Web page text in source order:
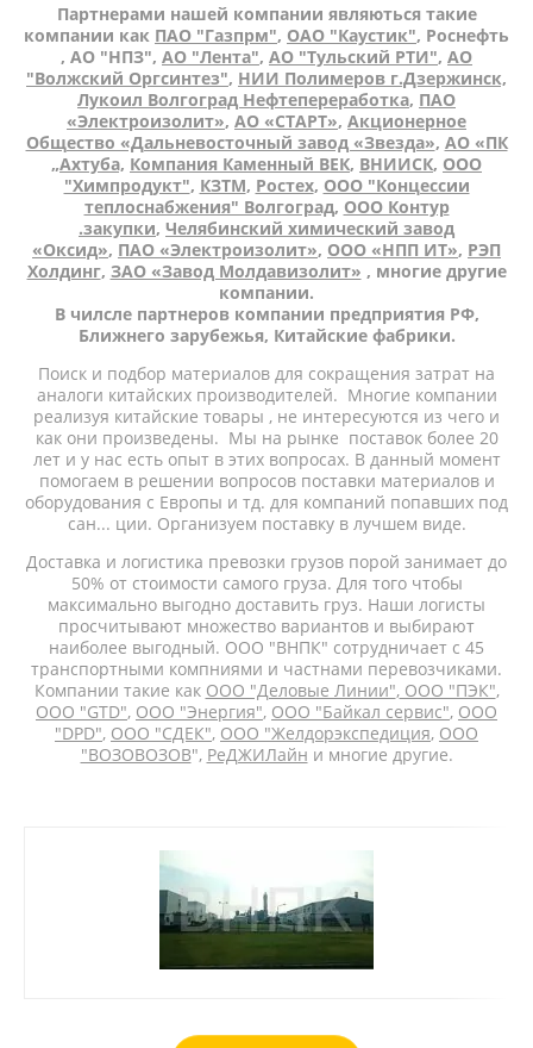
Партнерами нашей компании являються такие
компании как ПАО "Газпрм", ОАО "Каустик", Роснефть
, АО "НПЗ", АО "Лента", АО "Тульский РТИ", АО
"Волжский Оргсинтез", НИИ Полимеров г.Дзержинск,
Лукоил Волгоград Нефтепереработка, ПАО
«Электроизолит», АО «СТАРТ», Акционерное
Общество «Дальневосточный завод «Звезда», АО «ПК
„Ахтуба, Компания Каменный ВЕК, ВНИИСК, ООО
"Химпродукт", КЗТМ, Ростех, ООО "Концессии
теплоснабжения" Волгоград, ООО Контур
.закупки, Челябинский химический завод
«Оксид», ПАО «Электроизолит», ООО «НПП ИТ», РЭП
Холдинг, ЗАО «Завод Молдавизолит» , многие другие
компании.
В чилсле партнеров компании предприятия РФ,
Ближнего зарубежья, Китайские фабрики.
Поиск и подбор материалов для сокращения затрат на
аналоги китайских производителей. Многие компании
реализуя китайские товары , не интересуются из чего и
как они произведены. Мы на рынке поставок более 20
лет и у нас есть опыт в этих вопросах. В данный момент
помогаем в решении вопросов поставки материалов и
оборудования с Европы и тд. для компаний попавших под
сан... ции. Организуем поставку в лучшем виде.
Доставка и логистика превозки грузов порой занимает до
50% от стоимости самого груза. Для того чтобы
максимально выгодно доставить груз. Наши логисты
просчитывают множество вариантов и выбирают
наиболее выгодный. ООО "ВНПК" сотрудничает с 45
транспортными компниями и частнами перевозчиками.
Компании такие как ООО "Деловые Линии",ООО "ПЭК",
ООО "GTD", ООО "Энергия", ООО "Байкал сервис", ООО
"DPD", ООО "СДЕК", ООО "Желдорэкспедиция, ООО
"ВОЗОВОЗОВ", РеДЖИЛайн и многие другие.